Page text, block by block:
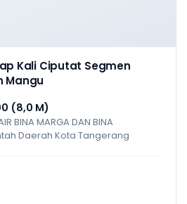
Kali Ciputat Segmen
Mangu
(8,0 M)
BINA MARGA DAN BINA
Daerah Kota Tangerang